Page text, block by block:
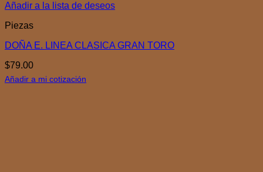
Añadir a la lista de deseos
Piezas
DOÑA E. LINEA CLASICA GRAN TORO
$79.00
Añadir a mi cotización